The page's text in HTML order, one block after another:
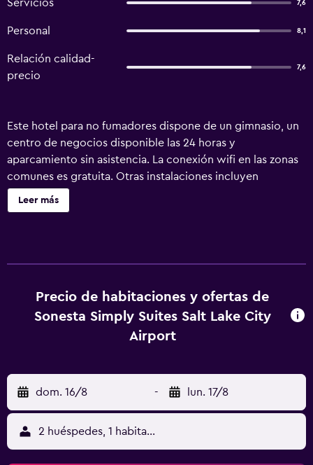
Servicios 7,6
Personal 8,1
Relación calidad-
precio
7,6
Este hotel para no fumadores dispone de un gimnasio, un
centro de negocios disponible las 24 horas y
aparcamiento sin asistencia. La conexión wifi en las zonas
comunes es gratuita. Otras instalaciones incluyen
lavandería, servicio de recepción 24 horas y un área para
parrillas. Se incluye un servicio de limpieza semanal.
con ducha y bañera combinadas. Los huéspedes pueden
navegar por la web gracias a nuestro acceso a Internet
wifi gratis (velocidad: 50 Mbps o más). Los servicios para
personas de negocios incluyen escritorio y sillas de
servicios de ocio y esparcimiento en este hotel incluyen
gimnasio.
Leer más
Precio de habitaciones y ofertas de
Sonesta Simply Suites Salt Lake City
Airport
dom. 16/8 - lun. 17/8
2 huéspedes, 1 habitación